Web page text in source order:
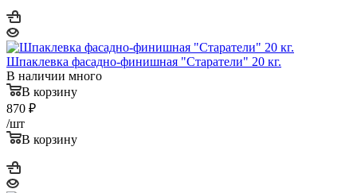
Шпаклевка фасадно-финишная "Старатели" 20 кг.
В наличии много
В корзину
870 ₽
/шт
В корзину